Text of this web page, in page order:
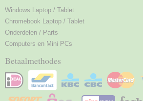
Windows Laptop / Tablet
Chromebook Laptop / Tablet
Onderdelen / Parts
Computers en Mini PCs
Betaalmethodes